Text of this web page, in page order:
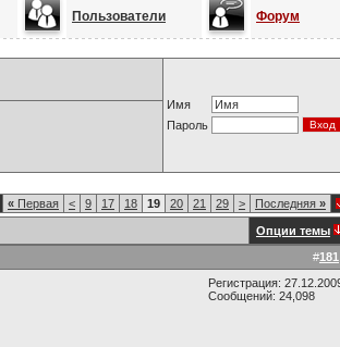
Пользователи Форум
Имя
Пароль
« Первая < 9 17 18 19 20 21 29 > Последняя »
Опции темы
#181
Регистрация:
Сообщений: 24,098